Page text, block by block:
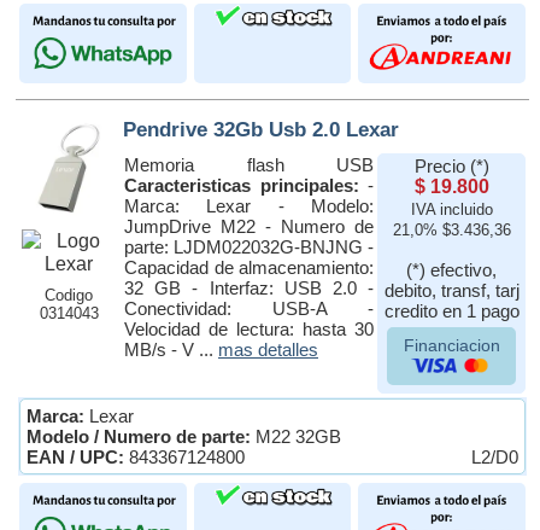
Codigo
0314043
Pendrive 32Gb Usb 2.0 Lexar
Memoria flash USB
Caracteristicas principales: -
Marca: Lexar - Modelo:
JumpDrive M22 - Numero de
parte: LJDM022032G-BNJNG -
Capacidad de almacenamiento:
32 GB - Interfaz: USB 2.0 -
Conectividad: USB-A -
Velocidad de lectura: hasta 30
MB/s - V ... mas detalles
Precio (*)
$ 19.800
IVA incluido
21,0% $3.436,36
(*) efectivo,
debito, transf, tarj
credito en 1 pago
Financiacion
Marca: Lexar
Modelo / Numero de parte: M22 32GB
EAN / UPC: 843367124800 L2/D0